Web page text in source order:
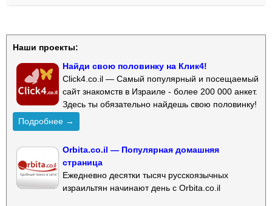
Наши проекты:
Найди свою половинку на Клик4!
Click4.co.il — Самый популярный и посещаемый
сайт знакомств в Израиле - более 200 000 анкет.
Здесь ты обязательно найдешь свою половинку!
Подробнее →
Orbita.co.il — Популярная домашняя
страница
Ежедневно десятки тысяч русскоязычных
израильтян начинают день с Orbita.co.il